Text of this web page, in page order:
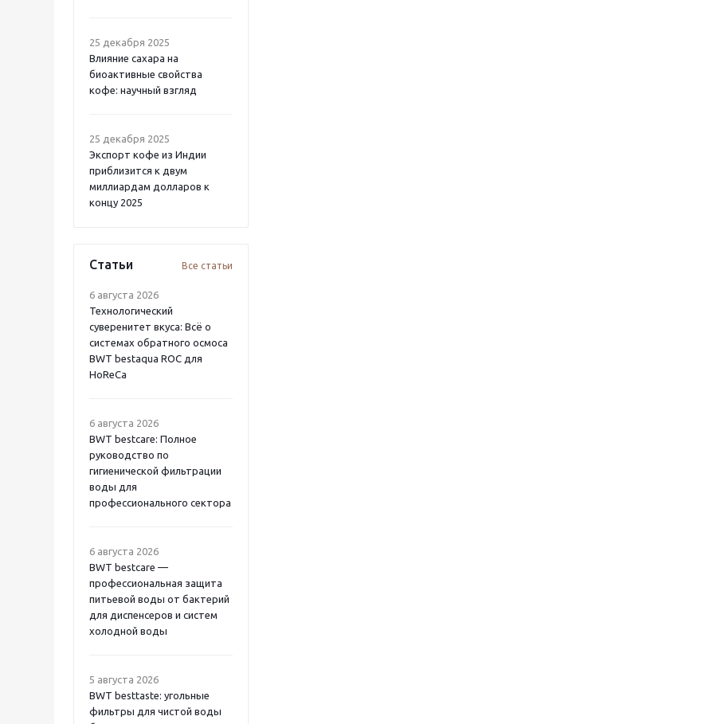
25 декабря 2025
Влияние сахара на
биоактивные свойства
кофе: научный взгляд
25 декабря 2025
Экспорт кофе из Индии
приблизится к двум
миллиардам долларов к
концу 2025
Статьи Все статьи
6 августа 2026
Технологический
суверенитет вкуса: Всё о
системах обратного осмоса
BWT bestaqua ROC для
HoReCa
6 августа 2026
BWT bestcare: Полное
руководство по
гигиенической фильтрации
воды для
профессионального сектора
6 августа 2026
BWT bestcare —
профессиональная защита
питьевой воды от бактерий
для диспенсеров и систем
холодной воды
5 августа 2026
BWT besttaste: угольные
фильтры для чистой воды